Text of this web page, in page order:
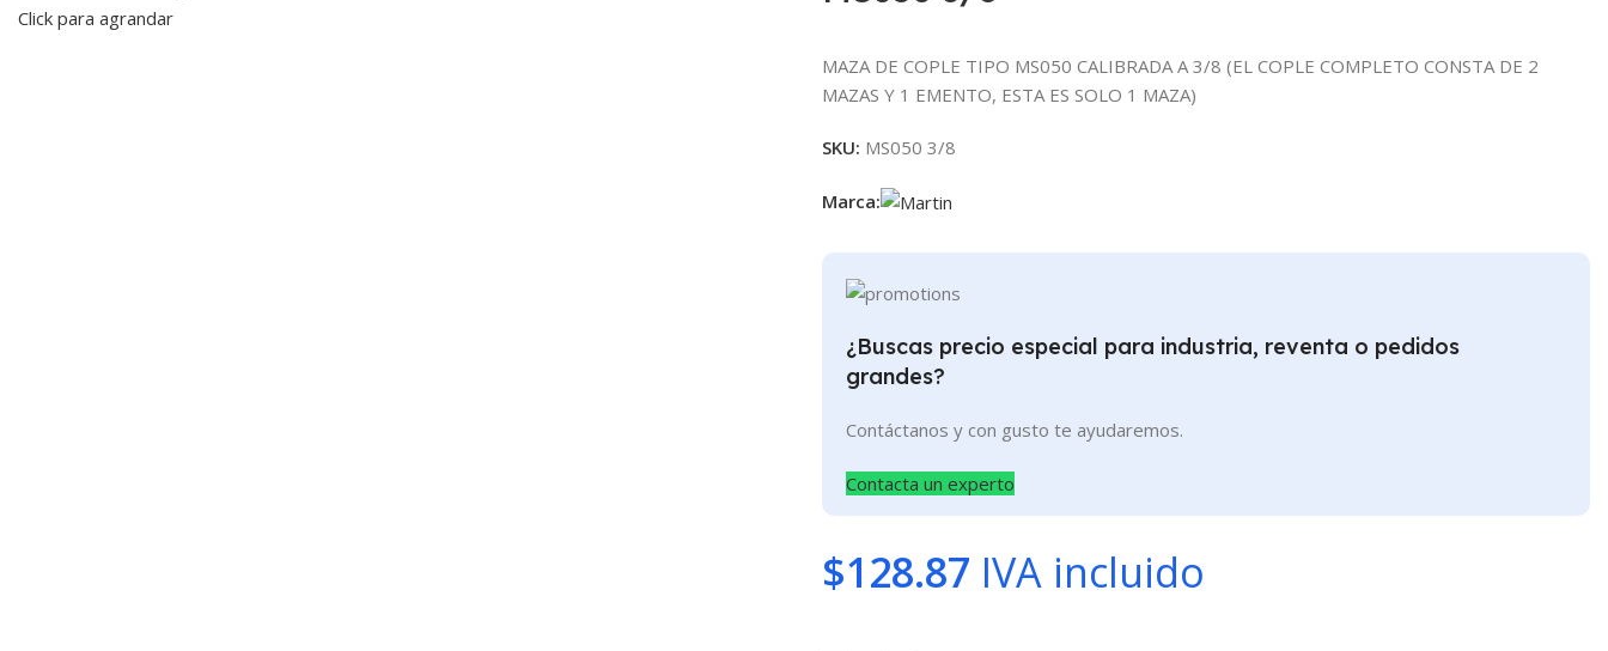
Click para agrandar
MAZA DE COPLE TIPO MS050 CALIBRADA A 3/8 (EL COPLE COMPLETO CONSTA DE 2
MAZAS Y 1 EMENTO, ESTA ES SOLO 1 MAZA)
SKU: MS050 3/8
Marca:
¿Buscas precio especial para industria, reventa o pedidos
grandes?
Contáctanos y con gusto te ayudaremos.
Contacta un experto
$128.87 IVA incluido